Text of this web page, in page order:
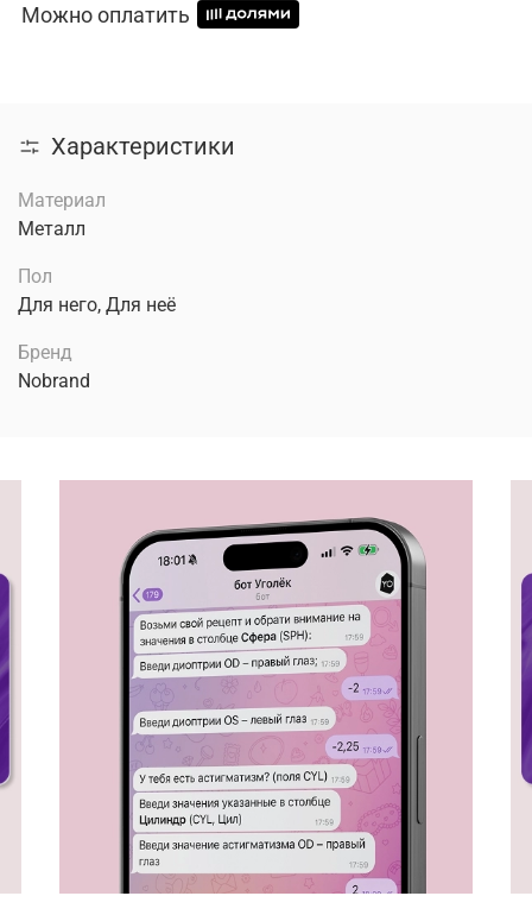
Можно оплатить
Характеристики
Материал
Металл
Пол
Для него, Для неё
Бренд
Nobrand